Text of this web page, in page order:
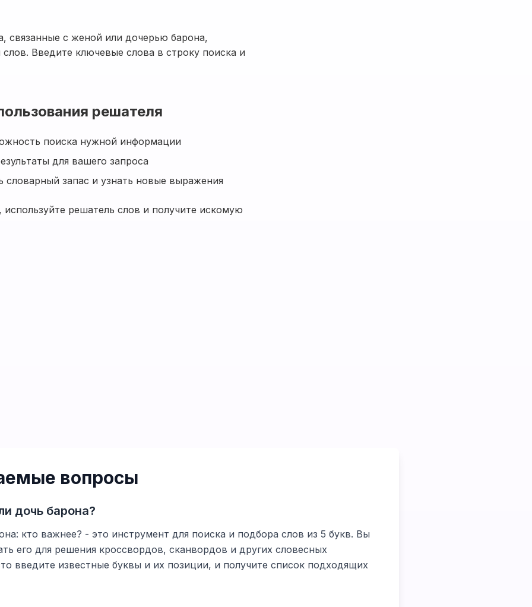
связанные с женой или дочерью барона,
Введите ключевые слова в строку поиска и
решателя
поиска нужной информации
для вашего запроса
запас и узнать новые выражения
решатель слов и получите искомую
вопросы
дочь барона?
кто важнее? - это инструмент для поиска и подбора слов из 5 букв. Вы
его для решения кроссвордов, сканвордов и других словесных
введите известные буквы и их позиции, и получите список подходящих